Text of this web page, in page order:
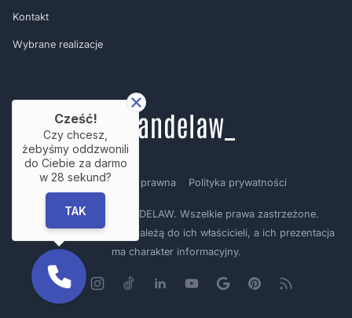
Kontakt
Wybrane realizacje
Regulamin Nota prawna Polityka prywatności
Copyright © by BRANDELAW. Wszelkie prawa zastrzeżone.
Prezentowane logotypy należą do ich właścicieli, a ich prezentacja
ma charakter informacyjny.
Cześć!
Czy chcesz,
żebyśmy oddzwonili
do Ciebie za darmo
w 28 sekund?
TAK